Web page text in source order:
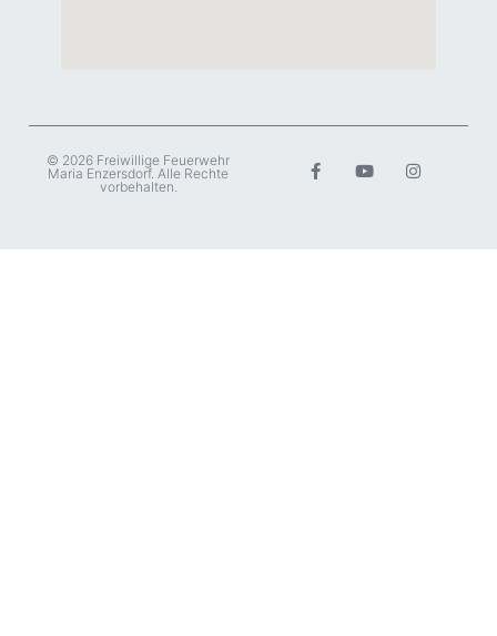
© 2026 Freiwillige Feuerwehr
Maria Enzersdorf. Alle Rechte
vorbehalten.